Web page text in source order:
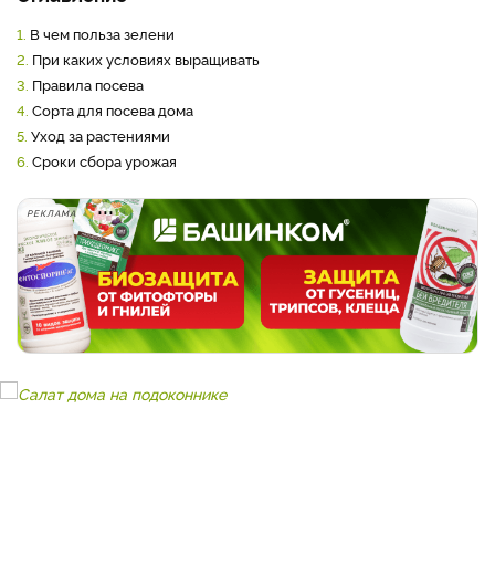
1. В чем польза зелени
2. При каких условиях выращивать
3. Правила посева
4. Сорта для посева дома
5. Уход за растениями
6. Сроки сбора урожая
РЕКЛАМА